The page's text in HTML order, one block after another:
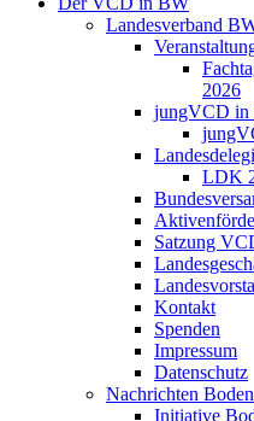
Landesverband
2026
jungVCD in
LDK
Satzung
Kontakt
Spenden
Impressum
Datenschutz
Nachrichten
Initiative